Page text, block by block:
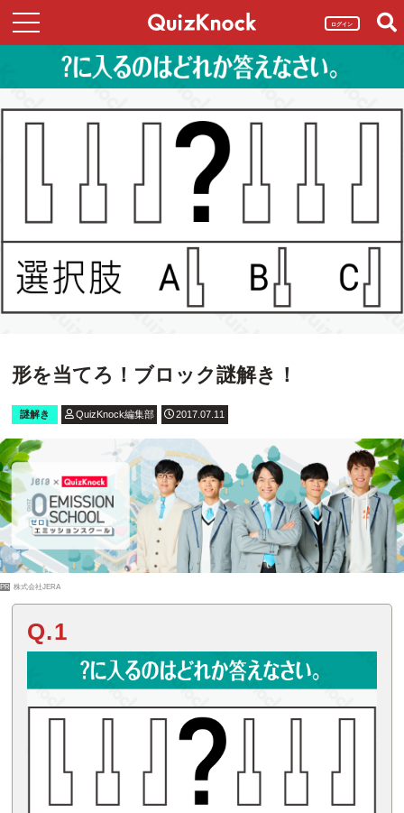
ログイン
形を当てろ！ブロック謎解き！
謎解き QuizKnock編集部 2017.07.11
PR 株式会社JERA
Q.1